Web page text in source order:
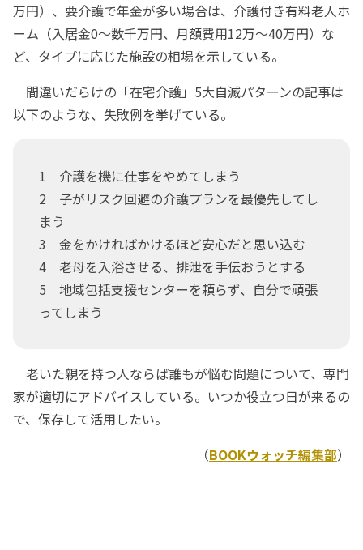
万円）、要介護で年金が多い場合は、介護付き有料老人ホ
ーム（入居金0～数千万円、月額費用12万～40万円）な
ど、タイプに応じた施設の相場を示している。
間違いだらけの「在宅介護」5大自滅パターンの記事は
以下のような、失敗例を挙げている。
1 介護を機に仕事をやめてしまう
2 子がリスク回避の介護プランを最優先してし
まう
3 金をかければかけるほど安心だと思い込む
4 老母を入浴させる、排泄を手伝おうとする
5 地域包括支援センターを頼らず、自分で頑張
ってしまう
老いた親を持つ人ならば誰もが悩む問題について、専門
家が適切にアドバイスしている。いつか役立つ日が来るの
で、保存して活用したい。
（BOOKウォッチ編集部）